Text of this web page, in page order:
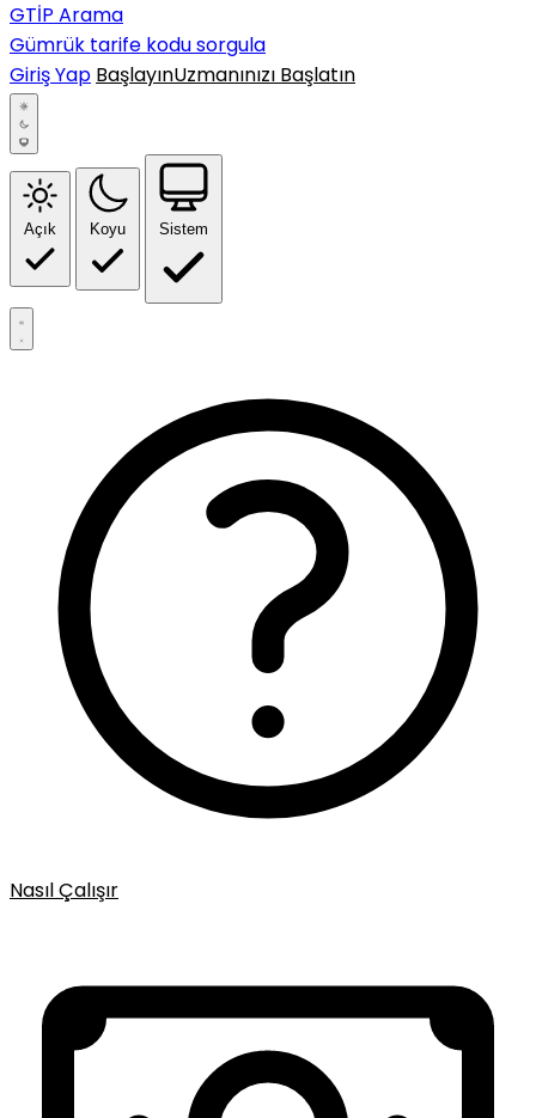
GTİP Arama
Gümrük tarife kodu sorgula
Giriş Yap BaşlayınUzmanınızı Başlatın
Açık Koyu Sistem
Nasıl Çalışır